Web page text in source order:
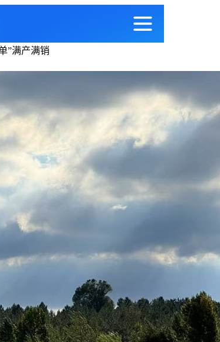
”满产满销